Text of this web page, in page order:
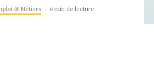
& Métiers · 6 min de lecture